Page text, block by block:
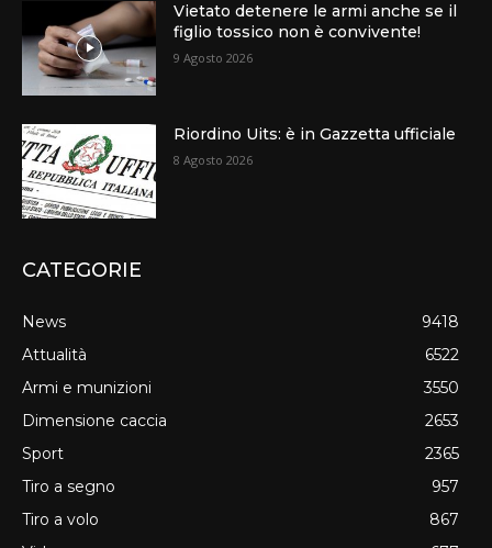
Vietato detenere le armi anche se il
figlio tossico non è convivente!
9 Agosto 2026
Riordino Uits: è in Gazzetta ufficiale
8 Agosto 2026
CATEGORIE
News
9418
Attualità
6522
Armi e munizioni
3550
Dimensione caccia
2653
Sport
2365
Tiro a segno
957
Tiro a volo
867